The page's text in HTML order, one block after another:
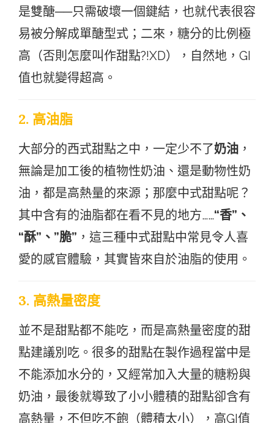
是雙醣──只需破壞一個鍵結，也就代表很容
易被分解成單醣型式；二來，糖分的比例極
高（否則怎麼叫作甜點?!XD），自然地，GI
值也就變得超高。
2. 高油脂
大部分的西式甜點之中，一定少不了奶油 ，
無論是加工後的植物性奶油、還是動物性奶
油，都是高熱量的來源；那麼中式甜點呢？
其中含有的油脂都在看不見的地方……“香”、
“酥”、”脆” ，這三種中式甜點中常見令人喜
愛的感官體驗，其實皆來自於油脂的使用。
3. 高熱量密度
並不是甜點都不能吃，而是高熱量密度的甜
點建議別吃。很多的甜點在製作過程當中是
不能添加水分的，又經常加入大量的糖粉與
奶油，最後就導致了小小體積的甜點卻含有
高熱量，不但吃不飽（體積太小），高GI值